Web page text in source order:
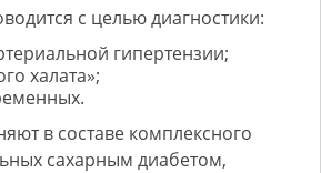
с целью диагностики:
гипертензии;
халата»;
в составе комплексного
сахарным диабетом,